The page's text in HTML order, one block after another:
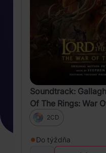
Soundtrack:
Of The Rings: War
2CD
Do týždňa